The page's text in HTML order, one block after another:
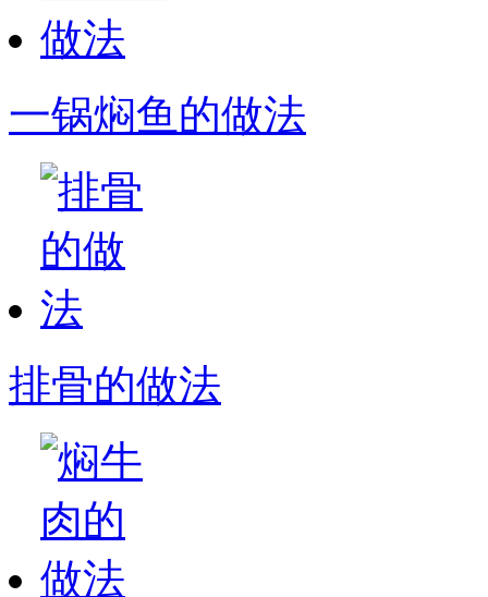
一锅焖鱼的做法
排骨的做法